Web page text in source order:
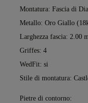
Montatura: Fascia di
Metallo: Oro Giallo
Larghezza fascia: 2.00
Griffes: 4
WedFit: si
Stile di montatura:
Pietre di contorno: